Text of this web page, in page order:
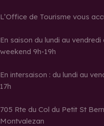
L’Office de Tourisme vous
En saison du lundi au
weekend 9h-19h
En intersaison : du lundi au
17h
705 Rte du Col du Petit St
Montvalezan